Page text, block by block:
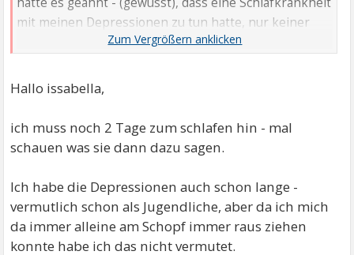
mit meinen Depressionen zu tun hatte, nur keiner
wollte mir glauben bis ich irgendwie durchgesetzt
Meine Diagnose (bzw2) hatte ich bekommen. Zu spät.
Hallo issabella,
ich muss noch 2 Tage zum schlafen hin - mal
schauen was sie dann dazu sagen.
Ich habe die Depressionen auch schon lange -
vermutlich schon als Jugendliche, aber da ich mich
da immer alleine am Schopf immer raus ziehen
konnte habe ich das nicht vermutet.